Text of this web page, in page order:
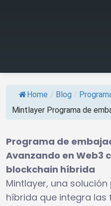
Home / Blog /
Mintlayer Programa de
Programa de
Avanzando en Web3
blockchain híbrida
Mintlayer, una
híbrida que integra